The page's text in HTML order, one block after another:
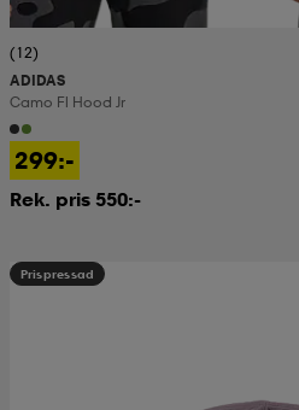
(12)
ADIDAS
Camo Fl Hood Jr
299:-
Rek. pris 550:-
Prispressad